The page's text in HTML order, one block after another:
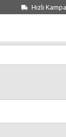
Hızlı